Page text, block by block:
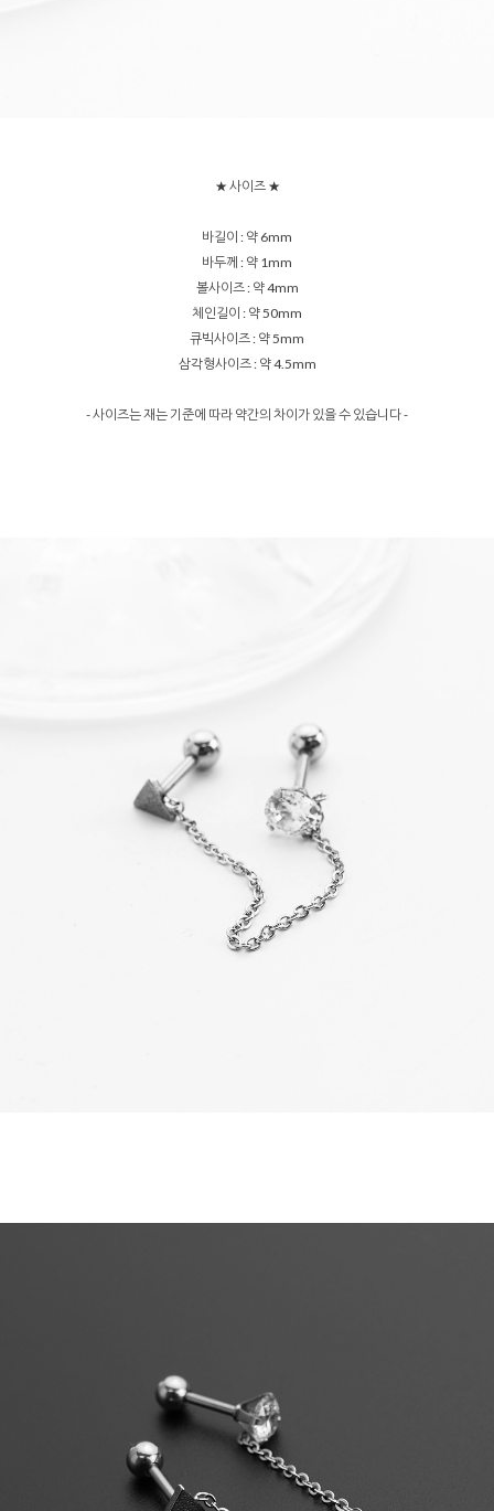
★ 사이즈 ★
바길이 : 약 6mm
바두께 : 약 1mm
볼사이즈 : 약 4mm
체인길이 : 약 50mm
큐빅사이즈 : 약 5mm
삼각형사이즈 : 약 4.5mm
- 사이즈는 재는 기준에 따라 약간의 차이가 있을 수 있습니다 -